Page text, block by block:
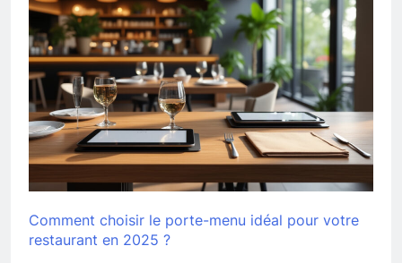
Comment choisir le porte-menu idéal pour votre
restaurant en 2025 ?